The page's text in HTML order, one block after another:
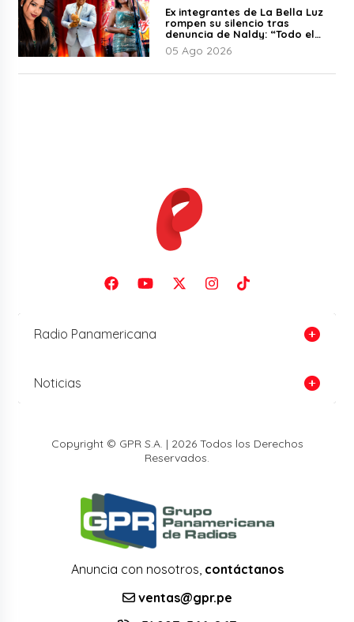
Ex integrantes de La Bella Luz
rompen su silencio tras
denuncia de Naldy: “Todo el
mundo lo sabía”
05 Ago 2026
Radio Panamericana
Noticias
Copyright © GPR S.A. | 2026 Todos los Derechos
Reservados.
Anuncia con nosotros, contáctanos
ventas@gpr.pe